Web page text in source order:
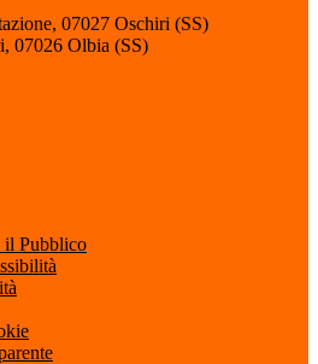
07027 Oschiri (SS)
07026 Olbia (SS)
Pubblico